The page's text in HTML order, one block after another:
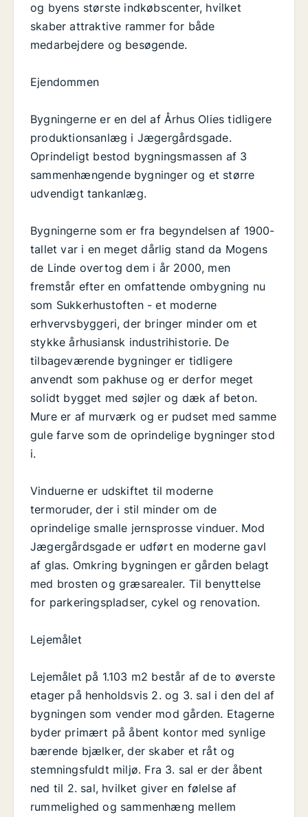
og byens største indkøbscenter, hvilket
skaber attraktive rammer for både
medarbejdere og besøgende.
Ejendommen
Bygningerne er en del af Århus Olies tidligere
produktionsanlæg i Jægergårdsgade.
Oprindeligt bestod bygningsmassen af 3
sammenhængende bygninger og et større
udvendigt tankanlæg.
Bygningerne som er fra begyndelsen af 1900-
tallet var i en meget dårlig stand da Mogens
de Linde overtog dem i år 2000, men
fremstår efter en omfattende ombygning nu
som Sukkerhustoften - et moderne
erhvervsbyggeri, der bringer minder om et
stykke århusiansk industrihistorie. De
tilbageværende bygninger er tidligere
anvendt som pakhuse og er derfor meget
solidt bygget med søjler og dæk af beton.
Mure er af murværk og er pudset med samme
gule farve som de oprindelige bygninger stod
i.
Vinduerne er udskiftet til moderne
termoruder, der i stil minder om de
oprindelige smalle jernsprosse vinduer. Mod
Jægergårdsgade er udført en moderne gavl
af glas. Omkring bygningen er gården belagt
med brosten og græsarealer. Til benyttelse
for parkeringspladser, cykel og renovation.
Lejemålet
Lejemålet på 1.103 m2 består af de to øverste
etager på henholdsvis 2. og 3. sal i den del af
bygningen som vender mod gården. Etagerne
byder primært på åbent kontor med synlige
bærende bjælker, der skaber et råt og
stemningsfuldt miljø. Fra 3. sal er der åbent
ned til 2. sal, hvilket giver en følelse af
rummelighed og sammenhæng mellem